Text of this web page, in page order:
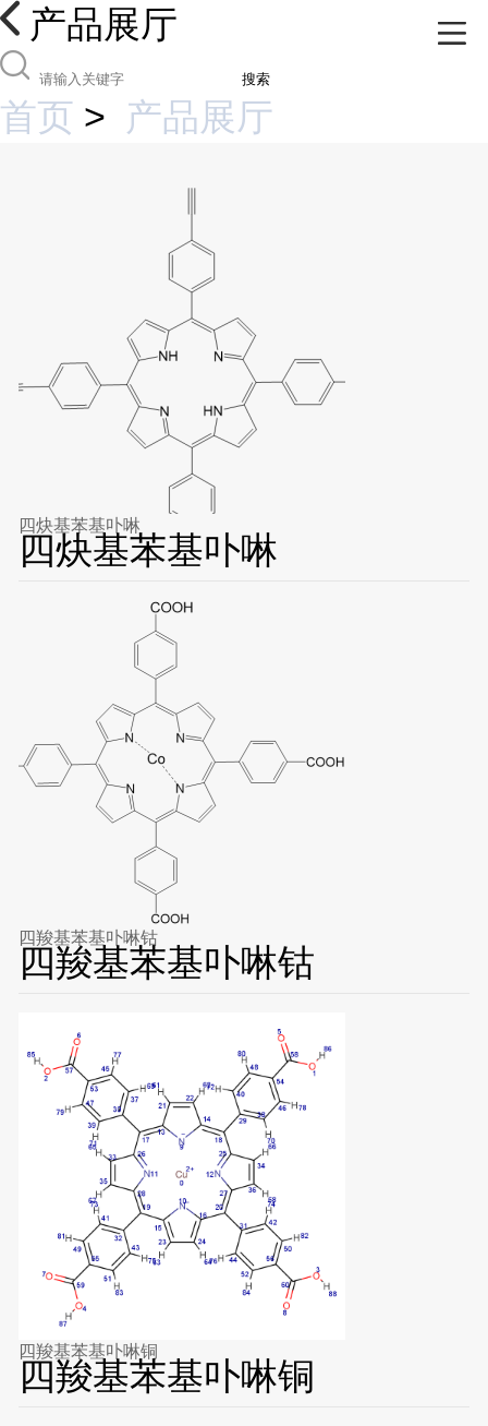
产品展厅
搜索
首页 > 产品展厅
四炔基苯基卟啉
四炔基苯基卟啉
四羧基苯基卟啉钴
四羧基苯基卟啉钴
四羧基苯基卟啉铜
四羧基苯基卟啉铜